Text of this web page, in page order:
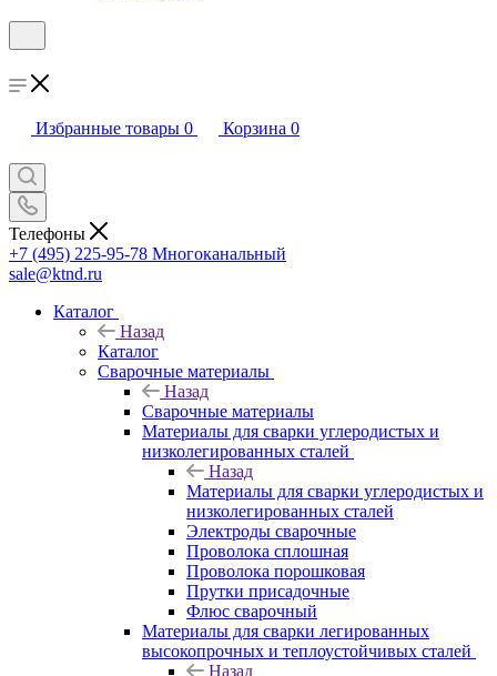
Избранные товары 0 Корзина 0
Телефоны
+7 (495) 225-95-78 Многоканальный
sale@ktnd.ru
Каталог
Назад
Каталог
Сварочные материалы
Назад
Сварочные материалы
Материалы для сварки углеродистых и
низколегированных сталей
Назад
Материалы для сварки углеродистых и
низколегированных сталей
Электроды сварочные
Проволока сплошная
Проволока порошковая
Прутки присадочные
Флюс сварочный
Материалы для сварки легированных
высокопрочных и теплоустойчивых сталей
Назад